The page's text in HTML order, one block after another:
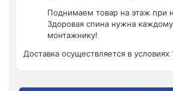
Поднимаем товар на этаж при
Здоровая спина нужна
монтажнику!
Доставка осуществляется в